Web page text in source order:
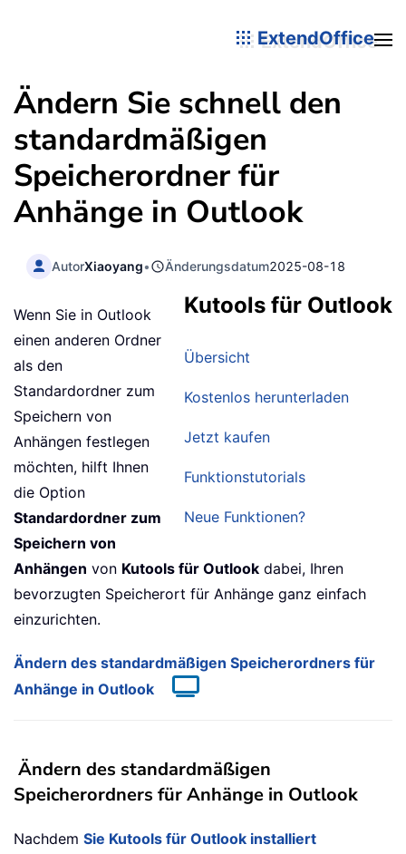
ExtendOffice
Ändern Sie schnell den
standardmäßigen
Speicherordner für
Anhänge in Outlook
AutorXiaoyang• Änderungsdatum2025-08-18
Kutools für Outlook
Übersicht
Kostenlos herunterladen
Jetzt kaufen
Funktionstutorials
Neue Funktionen?
Wenn Sie in Outlook
einen anderen Ordner
als den
Standardordner zum
Speichern von
Anhängen festlegen
möchten, hilft Ihnen
die Option
Standardordner zum
Speichern von
Anhängen von Kutools für Outlook dabei, Ihren
bevorzugten Speicherort für Anhänge ganz einfach
einzurichten.
Ändern des standardmäßigen Speicherordners für
Anhänge in Outlook
Ändern des standardmäßigen
Speicherordners für Anhänge in Outlook
Nachdem Sie Kutools für Outlook installiert